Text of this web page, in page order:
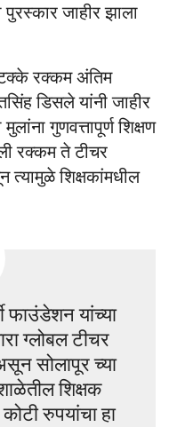
जाहीर झाला
रक्कम अंतिम
डिसले यांनी जाहीर
गुणवत्तापूर्ण शिक्षण
रक्कम ते टीचर
त्यामुळे शिक्षकांमधील
फाउंडेशन यांच्या
ग्लोबल टीचर
सोलापूर च्या
शिक्षक
रुपयांचा हा